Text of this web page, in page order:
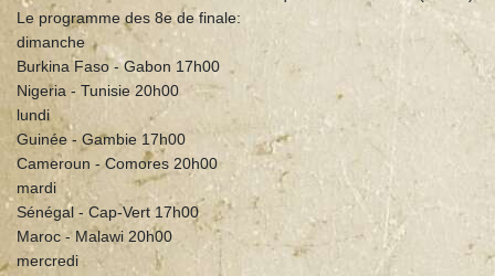
Le programme des 8e de finale:
dimanche
Burkina Faso - Gabon 17h00
Nigeria - Tunisie 20h00
lundi
Guinée - Gambie 17h00
Cameroun - Comores 20h00
mardi
Sénégal - Cap-Vert 17h00
Maroc - Malawi 20h00
mercredi